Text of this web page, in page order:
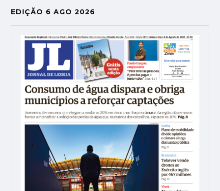
EDIÇÃO 6 AGO 2026